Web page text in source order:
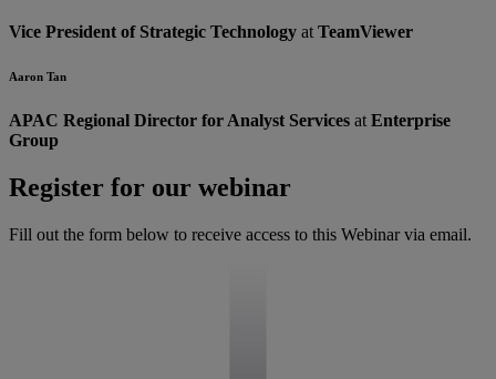
Vice President of Strategic Technology atTeamViewer
Aaron Tan
APAC Regional Director for Analyst Services atEnterprise
Group
Register for our webinar
Fill out the form below to receive access to this Webinar via email.